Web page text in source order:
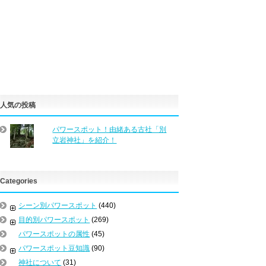
人気の投稿
パワースポット！由緒ある古社「別
立岩神社」を紹介！
Categories
シーン別パワースポット (440)
目的別パワースポット (269)
パワースポットの属性 (45)
パワースポット豆知識 (90)
神社について (31)